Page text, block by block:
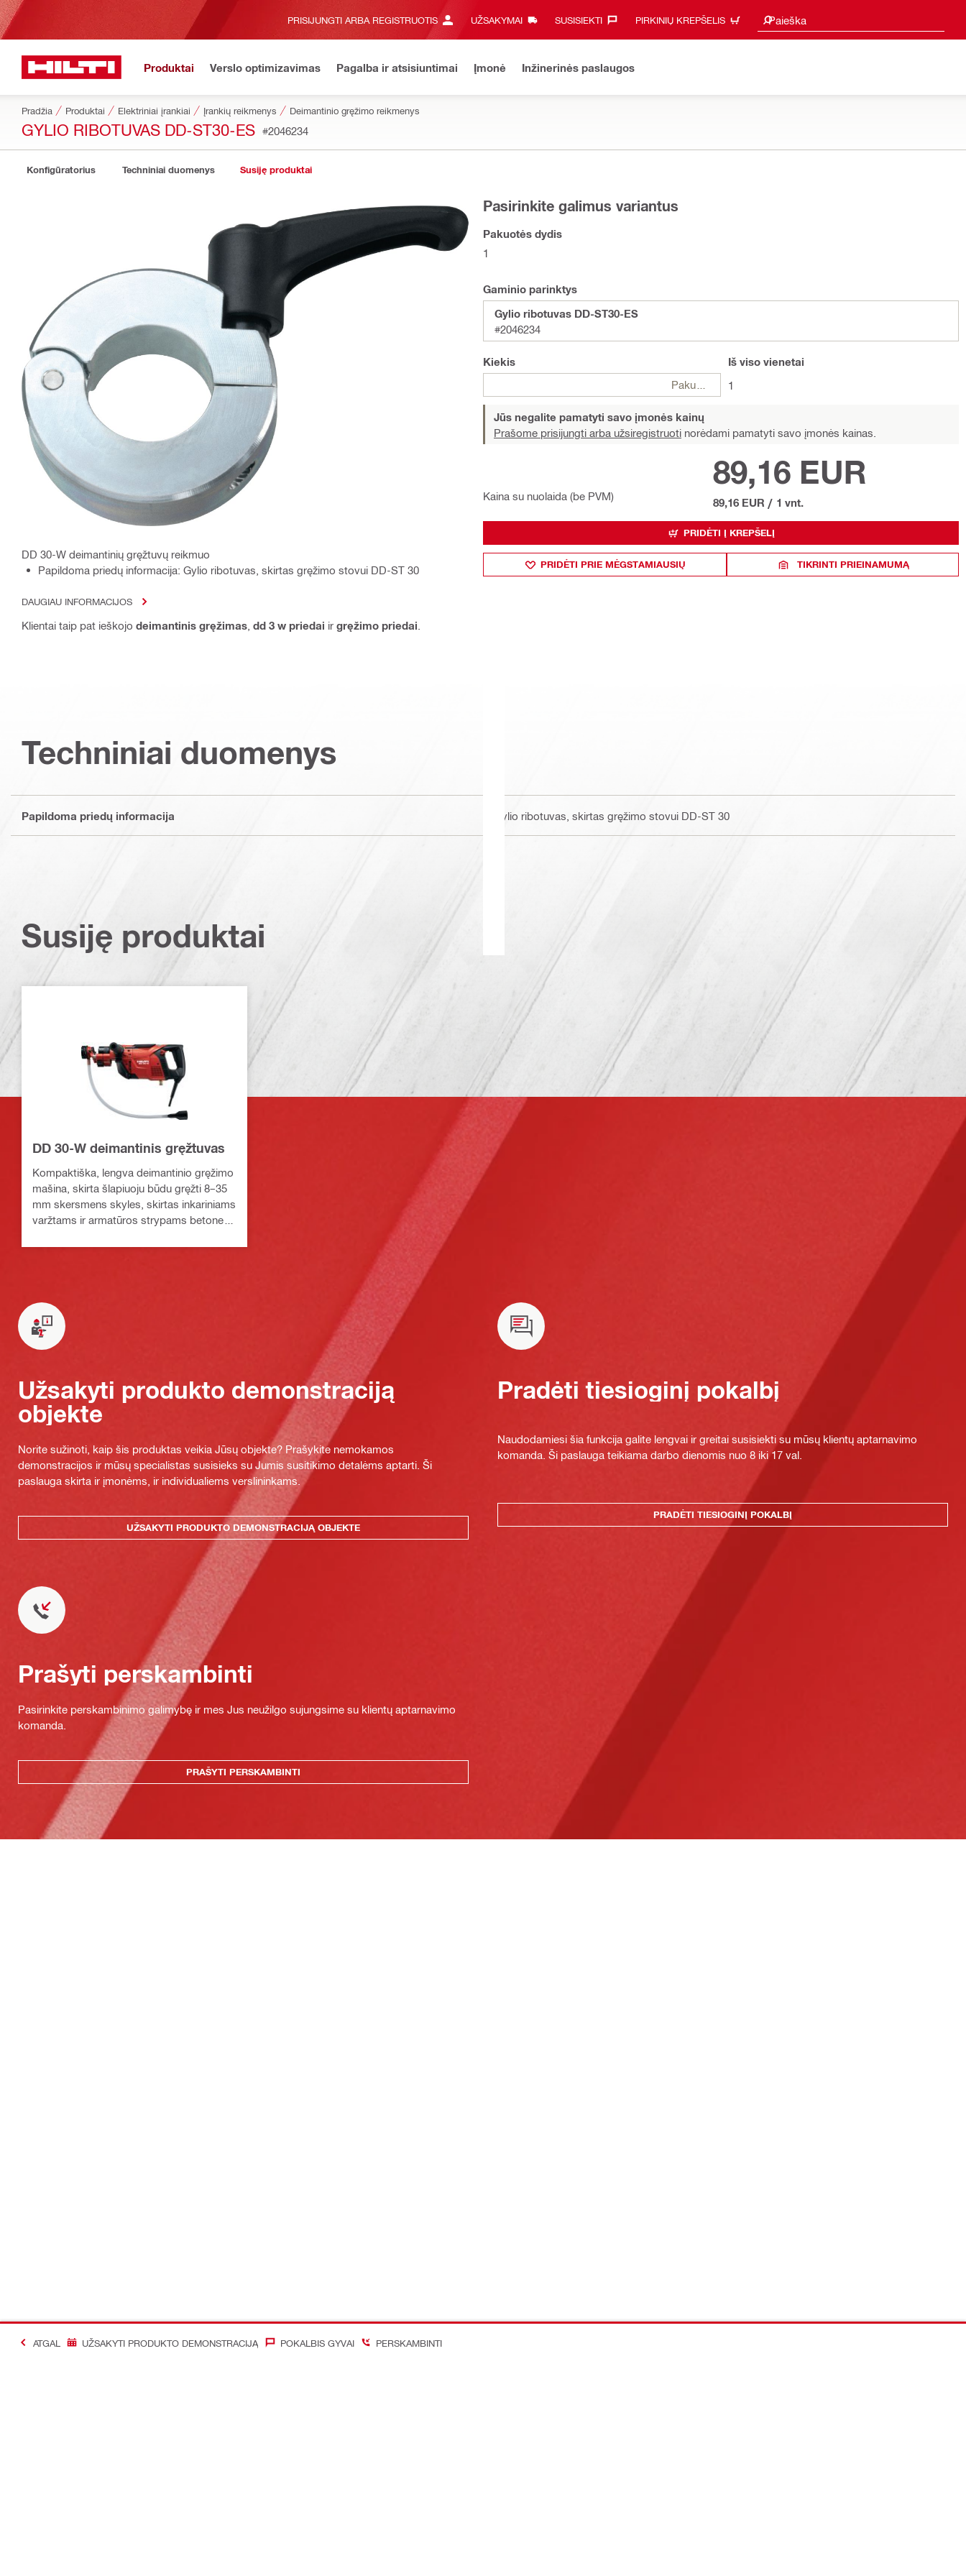
PRISIJUNGTI ARBA REGISTRUOTIS UŽSAKYMAI SUSISIEKTI‎ PIRKINIŲ KREPŠELIS Paieška
Paieškos pasiūlymai
Produktai Verslo optimizavimas Pagalba ir atsisiuntimai Įmonė Inžinerinės paslaugos
Pradžia Produktai Elektriniai įrankiai Įrankių reikmenys Deimantinio gręžimo reikmenys
GYLIO RIBOTUVAS DD-ST30-ES #2046234
Konfigūratorius Techniniai duomenys Susiję produktai
DD 30-W deimantinių gręžtuvų reikmuo
Papildoma priedų informacija: Gylio ribotuvas, skirtas gręžimo stovui DD-ST 30
DAUGIAU INFORMACIJOS
Klientai taip pat ieškojo deimantinis gręžimas dd 3 w priedai ir gręžimo priedai
Pasirinkite galimus variantus
Pakuotės dydis
1
Gaminio parinktys
Gylio ribotuvas DD-ST30-ES
#2046234
Kiekis
Pakuotės
Iš viso vienetai
1
Jūs negalite pamatyti savo įmonės kainų
Prašome prisijungti arba užsiregistruoti norėdami pamatyti savo įmonės kainas.
Kaina su nuolaida (be PVM)
89,16 EUR
89,16 EUR / 1 vnt.
PRIDĖTI Į KREPŠELĮ
PRIDĖTI PRIE MĖGSTAMIAUSIŲ TIKRINTI PRIEINAMUMĄ
Techniniai duomenys
Papildoma priedų informacija Gylio ribotuvas, skirtas gręžimo stovui DD-ST 30
Susiję produktai
DD 30-W deimantinis gręžtuvas
Kompaktiška, lengva deimantinio gręžimo
mašina, skirta šlapiuoju būdu gręžti 8–35
mm skersmens skyles, skirtas inkariniams
varžtams ir armatūros strypams betone,
Užsakyti produkto demonstraciją
objekte
Norite sužinoti, kaip šis produktas veikia Jūsų objekte? Prašykite nemokamos
demonstracijos ir mūsų specialistas susisieks su Jumis susitikimo detalėms aptarti. Ši
paslauga skirta ir įmonėms, ir individualiems verslininkams.
UŽSAKYTI PRODUKTO DEMONSTRACIJĄ OBJEKTE
Pradėti tiesioginį pokalbį
Naudodamiesi šia funkcija galite lengvai ir greitai susisiekti su mūsų klientų aptarnavimo
komanda. Ši paslauga teikiama darbo dienomis nuo 8 iki 17 val.
PRADĖTI TIESIOGINĮ POKALBĮ
Prašyti perskambinti
Pasirinkite perskambinimo galimybę ir mes Jus neužilgo sujungsime su klientų aptarnavimo
komanda.
PRAŠYTI PERSKAMBINTI
ATGAL UŽSAKYTI PRODUKTO DEMONSTRACIJĄ POKALBIS GYVAI PERSKAMBINTI